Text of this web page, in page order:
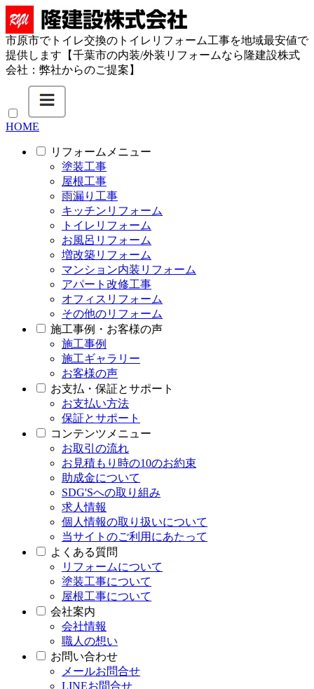
市原市でトイレ交換のトイレリフォーム工事を地域最安値で
提供します【千葉市の内装/外装リフォームなら隆建設株式
会社：弊社からのご提案】
HOME
リフォームメニュー
塗装工事
屋根工事
雨漏り工事
キッチンリフォーム
トイレリフォーム
お風呂リフォーム
増改築リフォーム
マンション内装リフォーム
アパート改修工事
オフィスリフォーム
その他のリフォーム
施工事例・お客様の声
施工事例
施工ギャラリー
お客様の声
お支払・保証とサポート
お支払い方法
保証とサポート
コンテンツメニュー
お取引の流れ
お見積もり時の10のお約束
助成金について
SDG'Sへの取り組み
求人情報
個人情報の取り扱いについて
当サイトのご利用にあたって
よくある質問
リフォームについて
塗装工事について
屋根工事について
会社案内
会社情報
職人の想い
お問い合わせ
メールお問合せ
LINEお問合せ